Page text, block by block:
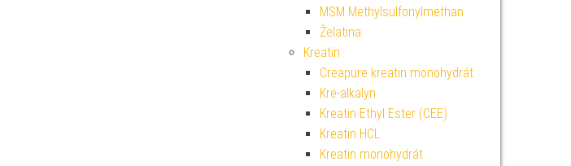
MSM Methylsulfonylmethan
Želatina
Kreatin
Creapure kreatin monohydrát
Kre-alkalyn
Kreatin Ethyl Ester (CEE)
Kreatin HCL
Kreatin monohydrát